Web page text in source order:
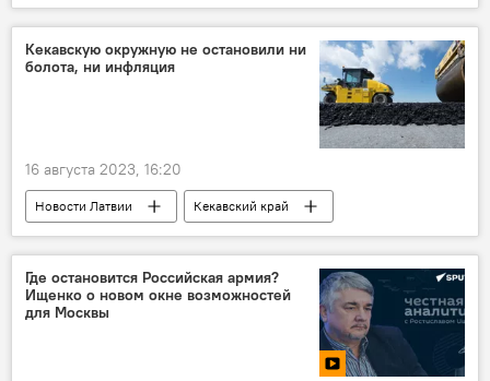
ВНЖ в Латвии
Кекавскую окружную не остановили ни
болота, ни инфляция
16 августа 2023, 16:20
Новости Латвии
Кекавский край
дорога
Где остановится Российская армия?
Ищенко о новом окне возможностей
для Москвы